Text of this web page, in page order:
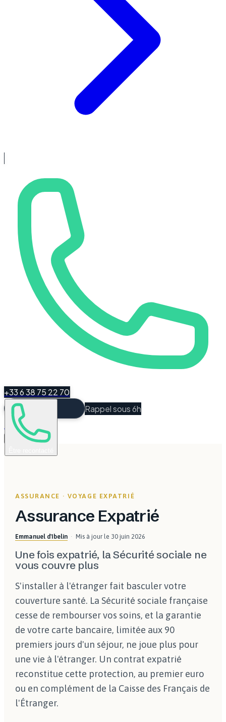
+33 6 38 75 22 70
Rappel sous 6h
Espace Client
ASSURANCE · VOYAGE EXPATRIÉ
Assurance Expatrié
Emmanuel d'Ibelin Mis à jour le 30 juin 2026
Une fois expatrié, la Sécurité sociale ne
vous couvre plus
S'installer à l'étranger fait basculer votre
couverture santé. La Sécurité sociale française
cesse de rembourser vos soins, et la garantie
de votre carte bancaire, limitée aux 90
premiers jours d'un séjour, ne joue plus pour
une vie à l'étranger. Un contrat expatrié
reconstitue cette protection, au premier euro
ou en complément de la Caisse des Français de
l'Étranger.